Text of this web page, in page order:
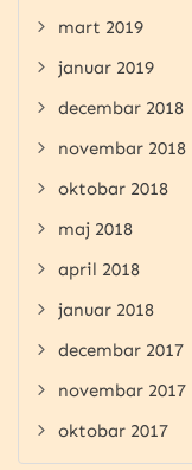
mart 2019
januar 2019
decembar 2018
novembar 2018
oktobar 2018
maj 2018
april 2018
januar 2018
decembar 2017
novembar 2017
oktobar 2017